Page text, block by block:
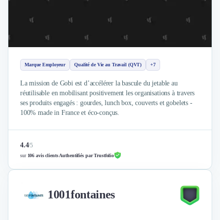
Communication
Influence Marketing
Veille commerciale
Photographie
Études Marketing
Présentations PowerPoint
SMS Marketing
Data Marketing
Logiciel Marketing
Logiciel Commercial
Assurance
Subventions & Aides
Levée de fonds
Marque Employeur Qualité de Vie au Travail (QVT) +7
La mission de Gobi est d’accélérer la bascule du jetable au
réutilisable en mobilisant positivement les organisations à travers
ses produits engagés : gourdes, lunch box, couverts et gobelets -
100% made in France et éco-conçus.
4.4/5
sur 106 avis clients Authentifiés par Trustfolio
1001fontaines